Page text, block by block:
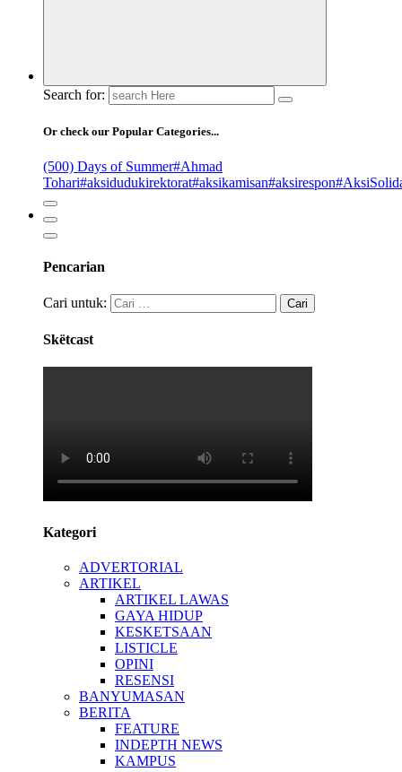
Search for:
Or check our Popular Categories...
(500) Days of Summer#Ahmad
Tohari#aksidudukirektorat#aksikamisan#aksirespon
Pencarian
Cari untuk:
Skëtcast
Kategori
ADVERTORIAL
ARTIKEL
ARTIKEL LAWAS
GAYA HIDUP
KESKETSAAN
LISTICLE
OPINI
RESENSI
BANYUMASAN
BERITA
FEATURE
INDEPTH NEWS
KAMPUS